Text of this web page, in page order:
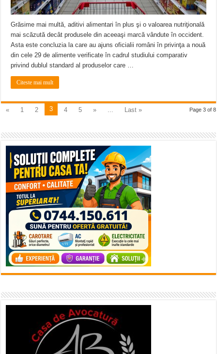
Grăsime mai multă, aditivi alimentari în plus şi o valoarea nutriţională
mai scăzută decât produsele din aceeaşi marcă vândute în occident.
Asta este concluzia la care au ajuns oficialii români în privinţa a nouă
din cele 29 de alimente verificate în cadrul studiului comparativ
privind dublul standard al produselor care …
Citeste mai mult
Page 3 of 8
« 1 2 3 4 5 » ... Last »